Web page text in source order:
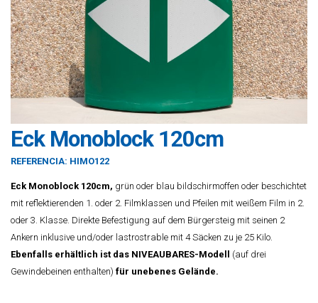
Eck Monoblock 120cm
REFERENCIA: HIMO122
Eck Monoblock 120cm, grün oder blau bildschirmoffen oder beschichtet
mit reflektierenden 1. oder 2. Filmklassen und Pfeilen mit weißem Film in 2.
oder 3. Klasse. Direkte Befestigung auf dem Bürgersteig mit seinen 2
Ankern inklusive und/oder lastrostrable mit 4 Säcken zu je 25 Kilo.
Ebenfalls erhältlich ist das NIVEAUBARES-Modell (auf drei
Gewindebeinen enthalten) für unebenes Gelände.